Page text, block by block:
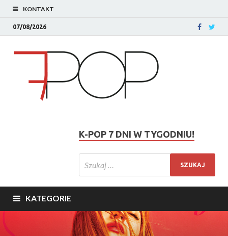
KONTAKT
07/08/2026
K-POP 7 DNI W TYGODNIU!
KATEGORIE